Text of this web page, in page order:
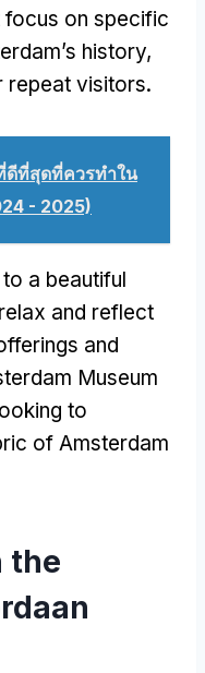
on specific
history,
repeat visitors.
ดีที่สุดที่ควรทำใน
- 2025)
a beautiful
and reflect
and
Museum
to
of Amsterdam
the